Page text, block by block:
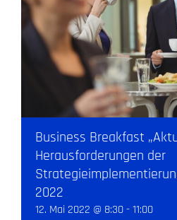
Business Breakfast
Herausforderungen der
2022
12. Mai 2022 @ 8:30-11:00